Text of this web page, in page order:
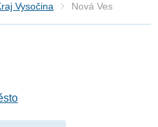
Vysočina Nová Ves